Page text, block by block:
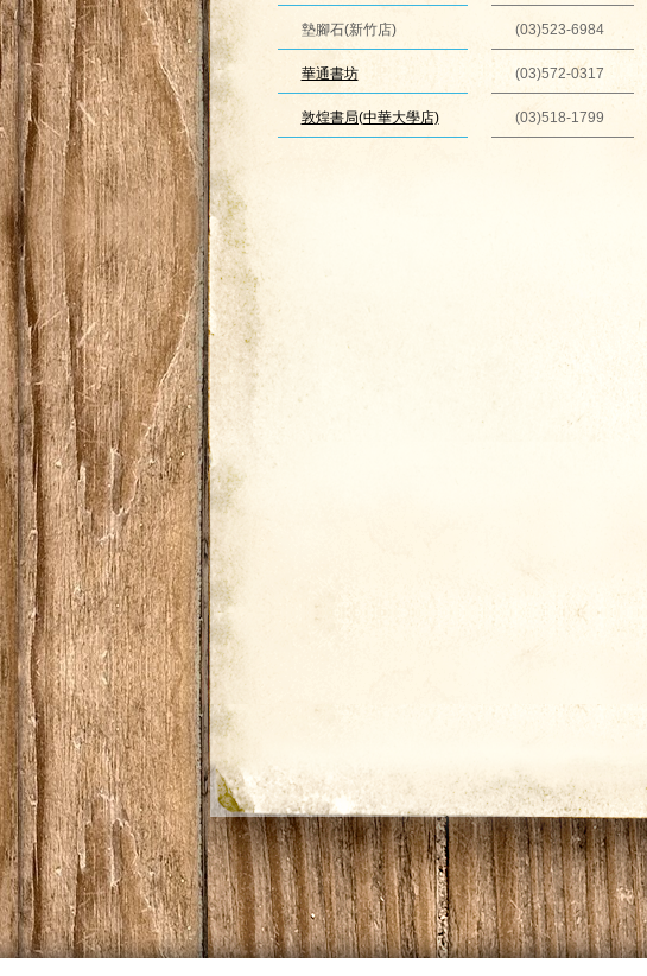
墊腳石(新竹店) (03)523-6984
華通書坊 (03)572-0317
敦煌書局(中華大學店) (03)518-1799